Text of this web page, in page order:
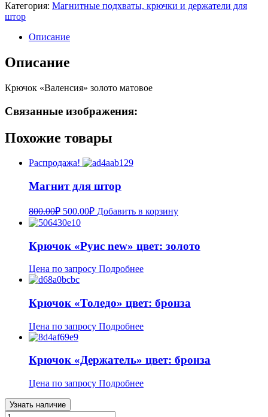
Категория: Магнитные подхваты, крючки и держатели для
штор
Описание
Описание
Крючок «Валенсия» золото матовое
Связанные изображения:
Похожие товары
Распродажа!
Магнит для штор
800.00₽ 500.00₽ Добавить в корзину
Крючок «Руис new» цвет: золото
Цена по запросу Подробнее
Крючок «Толедо» цвет: бронза
Цена по запросу Подробнее
Крючок «Держатель» цвет: бронза
Цена по запросу Подробнее
Узнать наличие